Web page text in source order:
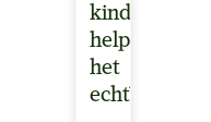
kind:
helpt
het
echt?